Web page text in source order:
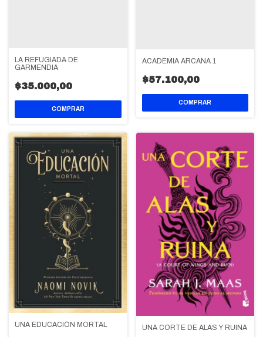
LA REFUGIADA DE
GARMENDIA
$35.000,00
ACADEMIA ARCANA 1
$57.100,00
UNA EDUCACIÓN MORTAL UNA CORTE DE ALAS Y RUINA